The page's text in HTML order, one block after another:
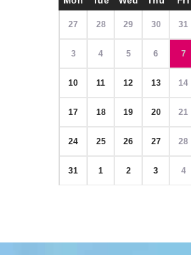
27 28 29 30 31
3 4 5 6 7
10 11 12 13 14
17 18 19 20 21
24 25 26 27 28
31 1 2 3 4